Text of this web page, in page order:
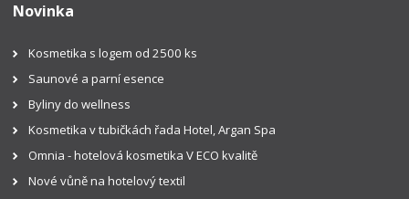
Novinka
Kosmetika s logem od 2500 ks
Saunové a parní esence
Byliny do wellness
Kosmetika v tubičkách řada Hotel, Argan Spa
Omnia - hotelová kosmetika V ECO kvalitě
Nové vůně na hotelový textil